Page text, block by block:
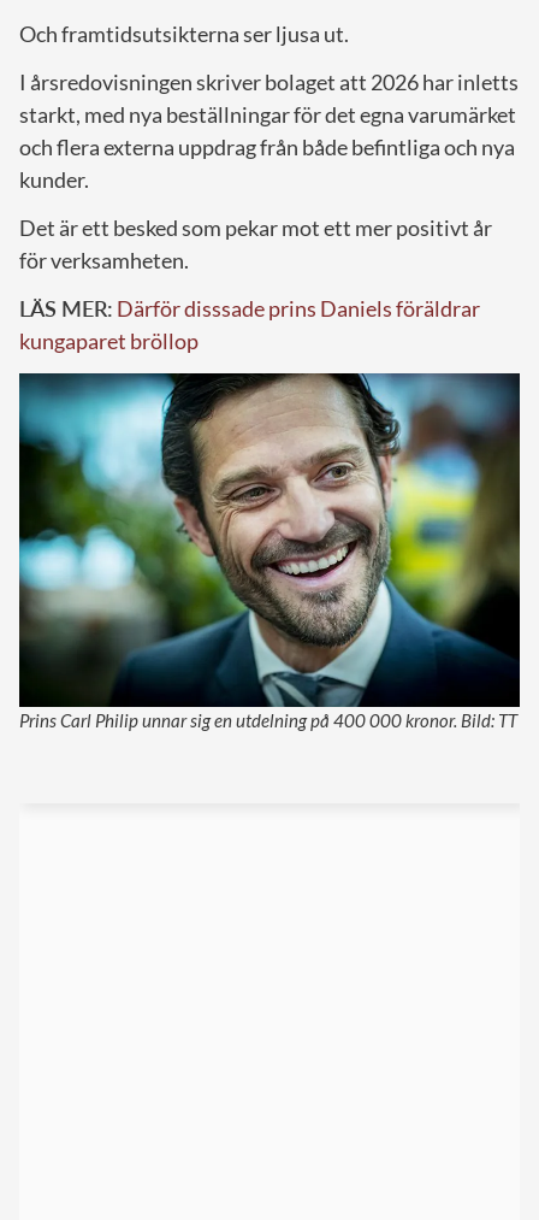
Och framtidsutsikterna ser ljusa ut.
I årsredovisningen skriver bolaget att 2026 har inletts
starkt, med nya beställningar för det egna varumärket
och flera externa uppdrag från både befintliga och nya
kunder.
Det är ett besked som pekar mot ett mer positivt år
för verksamheten.
LÄS MER: Därför disssade prins Daniels föräldrar
kungaparet bröllop
Prins Carl Philip unnar sig en utdelning på 400 000 kronor. Bild: TT